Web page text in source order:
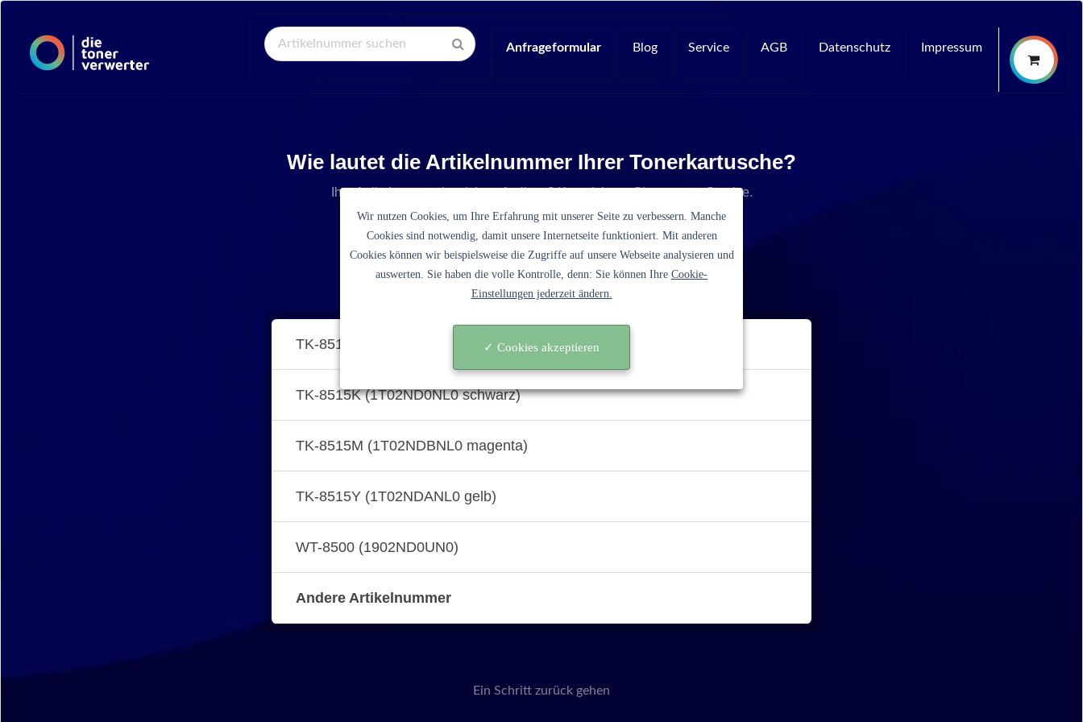
Global Search
Anfrageformular
Blog Service AGB Datenschutz Impressum
Wie lautet die Artikelnummer Ihrer Tonerkartusche?
Ihre Artikelnummer ist nicht aufgelistet? Kontaktieren Sie unseren Service.
TK-8515C (1T02NDCNL0 cyan)
TK-8515K (1T02ND0NL0 schwarz)
TK-8515M (1T02NDBNL0 magenta)
TK-8515Y (1T02NDANL0 gelb)
WT-8500 (1902ND0UN0)
Andere Artikelnummer
Ein Schritt zurück gehen
Wir nutzen Cookies, um Ihre Erfahrung mit unserer Seite zu verbessern. Manche
Cookies sind notwendig, damit unsere Internetseite funktioniert. Mit anderen
Cookies können wir beispielsweise die Zugriffe auf unsere Webseite analysieren und
auswerten. Sie haben die volle Kontrolle, denn: Sie können Ihre Cookie-
Einstellungen jederzeit ändern.
✓ Cookies akzeptieren